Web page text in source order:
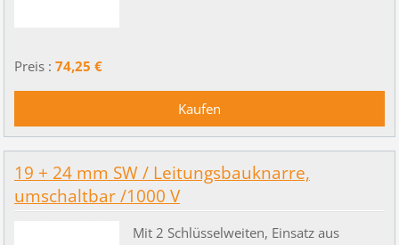
Preis : 74,25 €
19 + 24 mm SW / Leitungsbauknarre,
umschaltbar /1000 V
Mit 2 Schlüsselweiten, Einsatz aus